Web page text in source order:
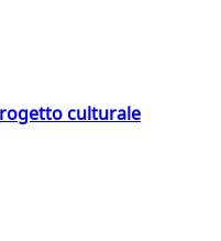
culturale